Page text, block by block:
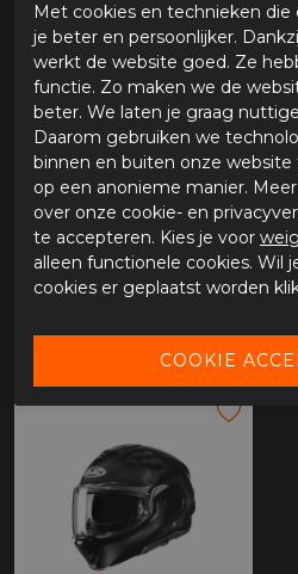
-25%
HJC I80 zwart
Met cookies en technieken die
je beter en persoonlijker.
werkt de website goed. Ze
functie. Zo maken we de
beter. We laten je graag
Daarom gebruiken we
binnen en buiten onze
op een anonieme manier.
over onze cookie- en
te accepteren. Kies je voor
alleen functionele cookies. Wil
cookies er geplaatst worden